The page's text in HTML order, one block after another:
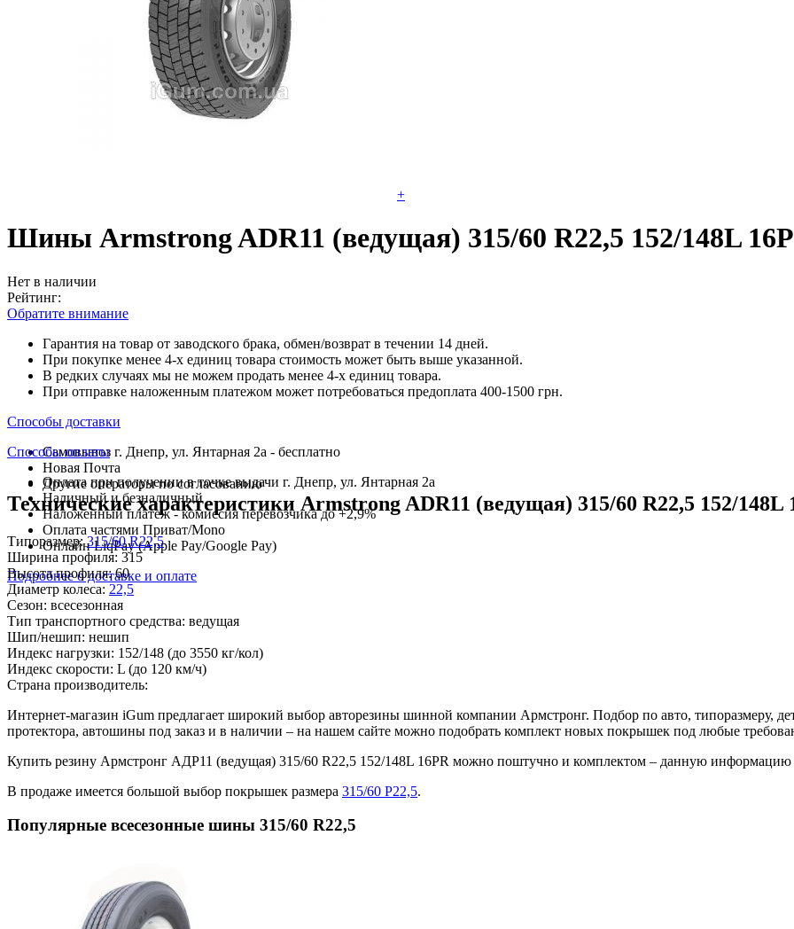
+
Шины Armstrong ADR11 (ведущая) 315/60 R22,5 152/148L
Нет в наличии
Рейтинг:
Обратите внимание
Гарантия на товар от заводского брака, обмен/возврат в течении 14 дней.
При покупке менее 4-х единиц товара стоимость может быть выше указанной.
В редких случаях мы не можем продать менее 4-х единиц товара.
При отправке наложенным платежом может потребоваться предоплата 400-1500 грн.
Способы доставки
Самовывоз г. Днепр, ул. Янтарная 2а - бесплатно
Новая Почта
Другие операторы по согласованию
Способы оплаты
Оплата при получении в точке выдачи г. Днепр, ул. Янтарная 2а
Наличный и безналичный
Наложенный платеж - комиссия перевозчика до +2,9%
Оплата частями Приват/Mono
Онлайн LiqPay (Apple Pay/Google Pay)
Подробнее о доставке и оплате
Технические характеристики Armstrong ADR11 (ведущая) 315/60 R22,5 152/148L
Типоразмер:315/60 R22,5
Ширина профиля: 315
Высота профиля:60
Диаметр колеса: 22,5
Сезон: всесезонная
Тип транспортного средства: ведущая
Шип/нешип: нешип
Индекс нагрузки: 152/148 (до 3550 кг/кол)
Индекс скорости: L (до 120 км/ч)
Страна производитель:
Интернет-магазин iGum предлагает широкий выбор авторезины шинной компании Армстронг. Подбор по авто, типоразмеру,
протектора, автошины под заказ и в наличии – на нашем сайте можно подобрать комплект новых покрышек под любые
Купить резину Армстронг АДР11 (ведущая) 315/60 R22,5 152/148L 16PR можно поштучно и комплектом – данную информацию
В продаже имеется большой выбор покрышек размера 315/60 Р22,5.
Популярные всесезонные шины 315/60 R22,5